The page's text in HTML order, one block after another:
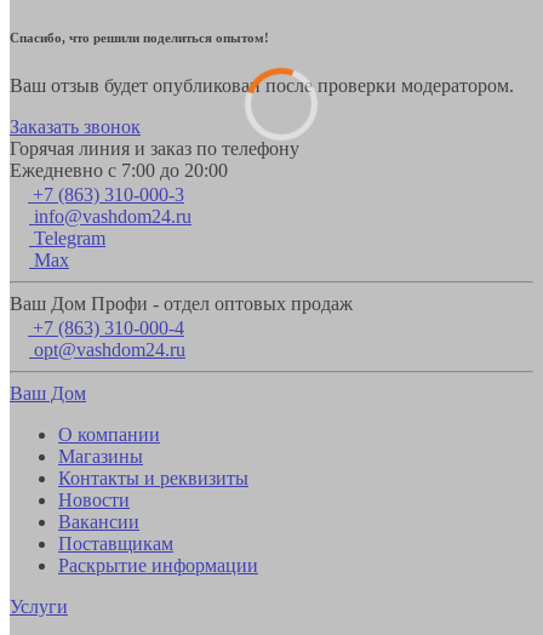
Спасибо, что решили поделиться опытом!
Ваш отзыв будет опубликован после проверки модератором.
Заказать звонок
Горячая линия и заказ по телефону
Ежедневно с 7:00 до 20:00
+7 (863) 310-000-3
info@vashdom24.ru
Telegram
Max
Ваш Дом Профи - отдел оптовых продаж
+7 (863) 310-000-4
opt@vashdom24.ru
Ваш Дом
О компании
Магазины
Контакты и реквизиты
Новости
Вакансии
Поставщикам
Раскрытие информации
Услуги